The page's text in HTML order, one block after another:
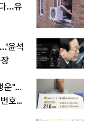
...유
윤석
운"…
호조